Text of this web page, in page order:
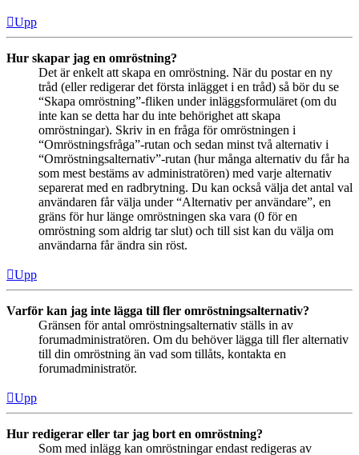
Upp
Hur skapar jag en omröstning?
Det är enkelt att skapa en omröstning. När du postar en ny
tråd (eller redigerar det första inlägget i en tråd) så bör du se
“Skapa omröstning”-fliken under inläggsformuläret (om du
inte kan se detta har du inte behörighet att skapa
omröstningar). Skriv in en fråga för omröstningen i
“Omröstningsfråga”-rutan och sedan minst två alternativ i
“Omröstningsalternativ”-rutan (hur många alternativ du får ha
som mest bestäms av administratören) med varje alternativ
separerat med en radbrytning. Du kan också välja det antal val
användaren får välja under “Alternativ per användare”, en
gräns för hur länge omröstningen ska vara (0 för en
omröstning som aldrig tar slut) och till sist kan du välja om
användarna får ändra sin röst.
Upp
Varför kan jag inte lägga till fler omröstningsalternativ?
Gränsen för antal omröstningsalternativ ställs in av
forumadministratören. Om du behöver lägga till fler alternativ
till din omröstning än vad som tillåts, kontakta en
forumadministratör.
Upp
Hur redigerar eller tar jag bort en omröstning?
Som med inlägg kan omröstningar endast redigeras av